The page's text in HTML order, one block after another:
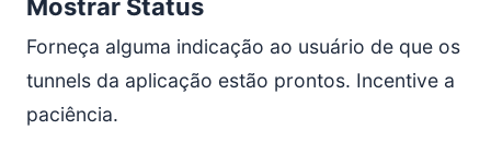
Mostrar Status
Forneça alguma indicação ao usuário de que os
tunnels da aplicação estão prontos. Incentive a
paciência.